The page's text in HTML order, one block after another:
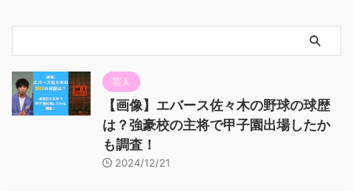
芸人
【画像】エバース佐々木の野球の球歴
は？強豪校の主将で甲子園出場したか
も調査！
2024/12/21